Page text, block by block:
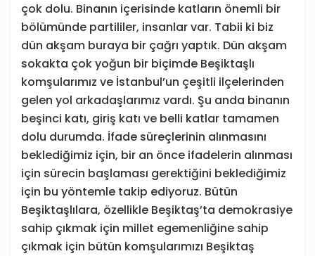
çok dolu. Binanın içerisinde katların önemli bir
bölümünde partililer, insanlar var. Tabii ki biz
dün akşam buraya bir çağrı yaptık. Dün akşam
sokakta çok yoğun bir biçimde Beşiktaşlı
komşularımız ve İstanbul’un çeşitli ilçelerinden
gelen yol arkadaşlarımız vardı. Şu anda binanın
beşinci katı, giriş katı ve belli katlar tamamen
dolu durumda. İfade süreçlerinin alınmasını
beklediğimiz için, bir an önce ifadelerin alınması
için sürecin başlaması gerektiğini beklediğimiz
için bu yöntemle takip ediyoruz. Bütün
Beşiktaşlılara, özellikle Beşiktaş’ta demokrasiye
sahip çıkmak için millet egemenliğine sahip
çıkmak için bütün komşularımızı Beşiktaş